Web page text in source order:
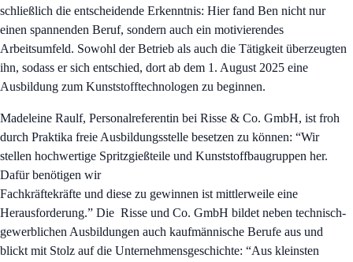
schließlich die entscheidende Erkenntnis: Hier fand Ben nicht nur
einen spannenden Beruf, sondern auch ein motivierendes
Arbeitsumfeld. Sowohl der Betrieb als auch die Tätigkeit überzeugten
ihn, sodass er sich entschied, dort ab dem 1. August 2025 eine
Ausbildung zum Kunststofftechnologen zu beginnen.
Madeleine Raulf, Personalreferentin bei Risse & Co. GmbH, ist froh
durch Praktika freie Ausbildungsstelle besetzen zu können: “Wir
stellen hochwertige Spritzgießteile und Kunststoffbaugruppen her.
Dafür benötigen wir
Fachkräftekräfte und diese zu gewinnen ist mittlerweile eine
Herausforderung.” Die Risse und Co. GmbH bildet neben technisch-
gewerblichen Ausbildungen auch kaufmännische Berufe aus und
blickt mit Stolz auf die Unternehmensgeschichte: “Aus kleinsten